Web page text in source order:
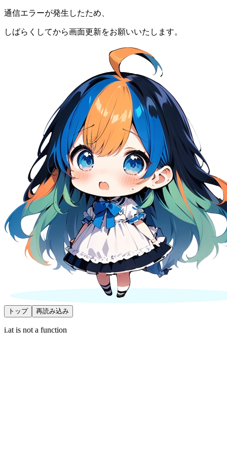
通信エラーが発生したため、
しばらくしてから画面更新をお願いいたします。
トップ 再読み込み
i.at is not a function